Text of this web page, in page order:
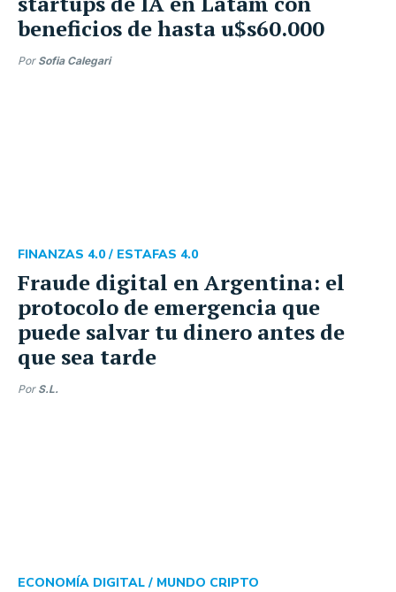
beneficios de hasta u$s60.000
Por Sofia Calegari
Fraude digital en Argentina: el
protocolo de emergencia que
puede salvar tu dinero antes de
que sea tarde
FINANZAS 4.0 / ESTAFAS 4.0
Por S.L.
ECONOMÍA DIGITAL / MUNDO CRIPTO